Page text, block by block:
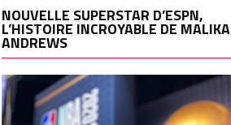
NOUVELLE SUPERSTAR D’ESPN,
L’HISTOIRE INCROYABLE DE MALIKA
ANDREWS